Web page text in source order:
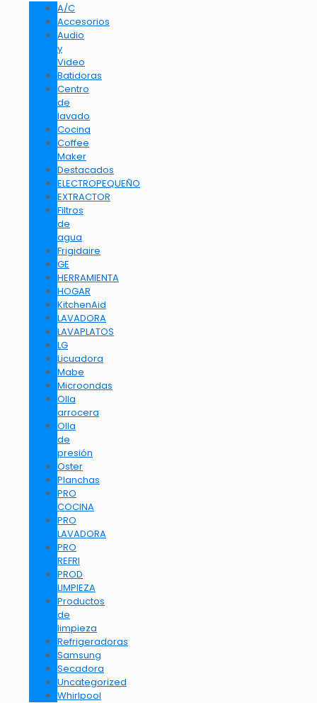
A/C
Accesorios
Audio
y
Video
Batidoras
Centro
de
lavado
Cocina
Coffee
Maker
Destacados
ELECTROPEQUEÑO
EXTRACTOR
Filtros
de
agua
Frigidaire
GE
HERRAMIENTA
HOGAR
KitchenAid
LAVADORA
LAVAPLATOS
LG
Licuadora
Mabe
Microondas
Olla
arrocera
Olla
de
presión
Oster
Planchas
PRO
COCINA
PRO
LAVADORA
PRO
REFRI
PROD
LIMPIEZA
Productos
de
limpieza
Refrigeradoras
Samsung
Secadora
Uncategorized
Whirlpool